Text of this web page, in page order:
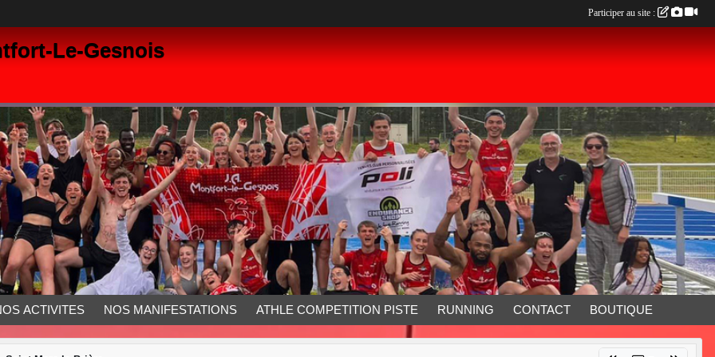
Le-Gesnois
ACTIVITES NOS MANIFESTATIONS ATHLE COMPETITION PISTE RUNNING CONTACT BOUTIQUE
Participer au site :